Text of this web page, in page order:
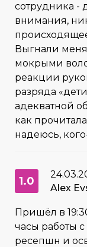
сотрудника -
внимания,
Выгнали
мокрыми
реакции
разряда
адекватной
как
надеюсь,
1.0
Alex
Пришёл в
часы работы с
ресепшн и